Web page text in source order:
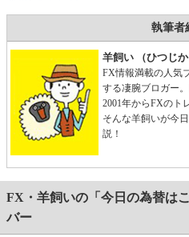
執筆者
羊飼い （ひつじか
FX情報満載の人気
する凄腕ブロガー
2001年からFXのト
そんな羊飼いが今
説！
FX・羊飼いの「今日の為替は
バー